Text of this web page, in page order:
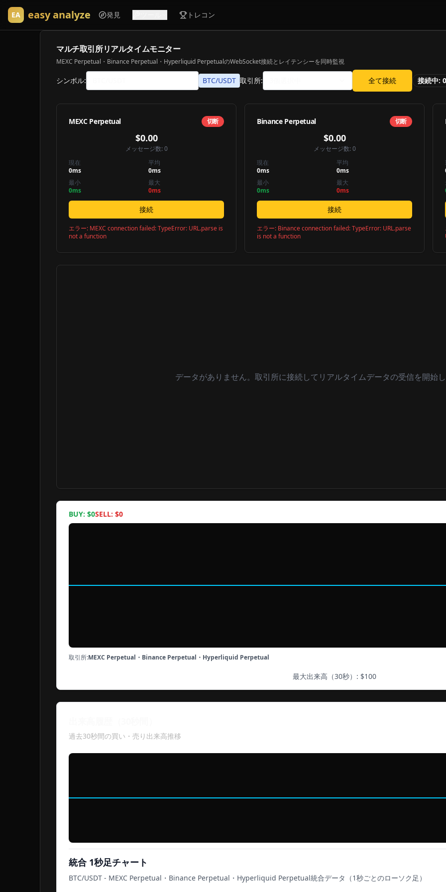
EA easy analyze 発見 トレコン
マルチ取引所リアルタイムモニター
MEXC Perpetual・Binance Perpetual・Hyperliquid PerpetualのWebSocket接続とレイテンシーを同時監視
シンボル: BTC/USDT 取引所: 全て接続 接続中: 0
MEXC Perpetual 切断
$0.00
メッセージ数:0
現在
0ms
平均
0ms
最小
0ms
最大
0ms
接続
エラー: MEXC connection failed: TypeError: URL.parse is
not a function
Binance Perpetual 切断
$0.00
メッセージ数:0
現在
0ms
平均
0ms
最小
0ms
最大
0ms
接続
エラー: Binance connection failed: TypeError: URL.parse
is not a function
データがありません。取引所に接続してリアルタイムデータの受信を開始
BUY: $0SELL: $0
取引所:MEXC Perpetual・Binance Perpetual・Hyperliquid Perpetual
最大出来高（30秒）: $100
過去30秒間の買い・売り出来高推移
統合 1秒足チャート
BTC/USDT - MEXC Perpetual・Binance Perpetual・Hyperliquid Perpetual統合データ（1秒ごとのローソク足）